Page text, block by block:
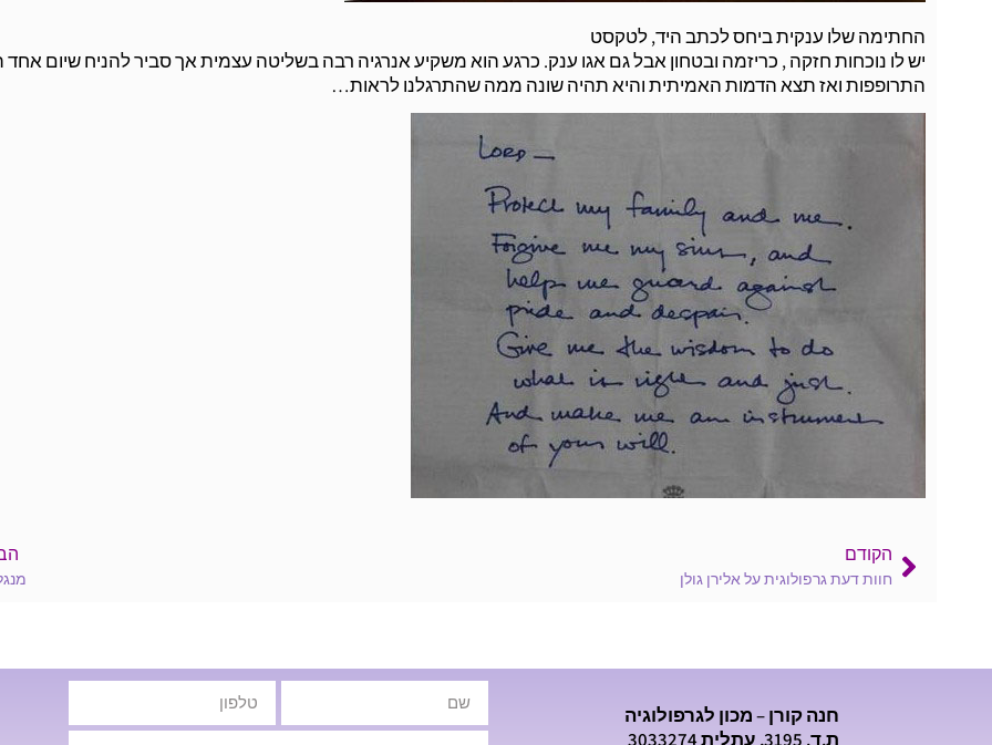
החתימה שלו ענקית ביחס לכתב היד, לטקסט
יש לו נוכחות חזקה , כריזמה ובטחון אבל גם אגו ענק. כרגע הוא משקיע אנרגיה רבה בשליטה עצמית אך סביר להניח שיום
התרופפות ואז תצא הדמות האמיתית והיא תהיה שונה ממה שהתרגלנו לראות…
הקודם
חוות דעת גרפולוגית על אלירן גולן
חנה קורן – מכון לגרפולוגיה
ת.ד. 3195, עתלית 3033274